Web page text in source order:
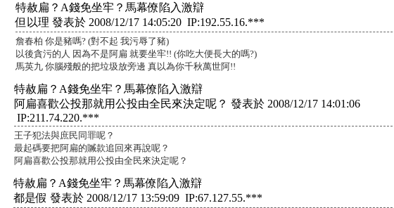
特赦扁？A錢免坐牢？馬幕僚陷入激辯
但以理 發表於 2008/12/17 14:05:20 IP:192.55.16.***
詹春柏 你是豬嗎? (對不起 我污辱了豬)
以後貪污的人 因為不是阿扁 就要坐牢!! (你吃大便長大的嗎?)
馬英九 你腦殘般的把垃圾放旁邊 真以為你千秋萬世阿!!
特赦扁？A錢免坐牢？馬幕僚陷入激辯
阿扁喜歡公投那就用公投由全民來決定呢？ 發表於 2008/12/17 14:01:06
IP:211.74.220.***
王子犯法與庶民同罪呢？
最起碼要把阿扁的贓款追回來再說呢？
阿扁喜歡公投那就用公投由全民來決定呢？
特赦扁？A錢免坐牢？馬幕僚陷入激辯
都是假 發表於 2008/12/17 13:59:09 IP:67.127.55.***